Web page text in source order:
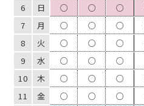
25
金 ○ ○ ○
26
土 ○ ○ ○
27
日 ○ ○ ○
28
月 休 休 休
29
火 休 休 休
30
水 休 休 休
6
日 ○ ○ ○
7
月 ○ ○ ○
8
火 ○ ○ ○
9
水 ○ ○ ○
10
木 ○ ○ ○
11
金 ○ ○ ○